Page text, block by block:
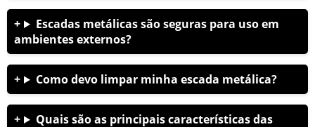
Escadas metálicas são seguras para uso em
ambientes externos?
Como devo limpar minha escada metálica?
Quais são as principais características das